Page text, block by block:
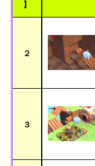
】
２
３